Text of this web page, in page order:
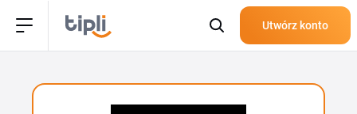
Utwórz konto